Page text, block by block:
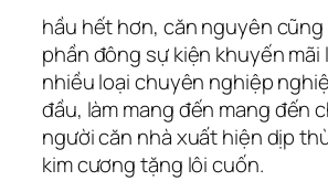
hầu hết hơn, căn nguyên
phần đông sự kiện khuyến mãi
nhiều loại chuyên nghiệp
đầu, làm mang đến mang đến
người căn nhà xuất hiện dịp
kim cương tặng lôi cuốn.